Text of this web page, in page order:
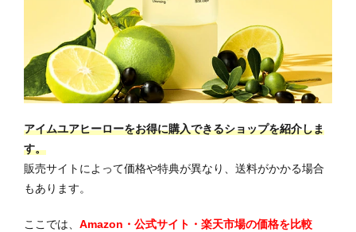
アイムユアヒーローをお得に購入できるショップを紹介しま
す。
販売サイトによって価格や特典が異なり、送料がかかる場合
もあります。
ここでは、 Amazon・公式サイト・楽天市場の価格を比較